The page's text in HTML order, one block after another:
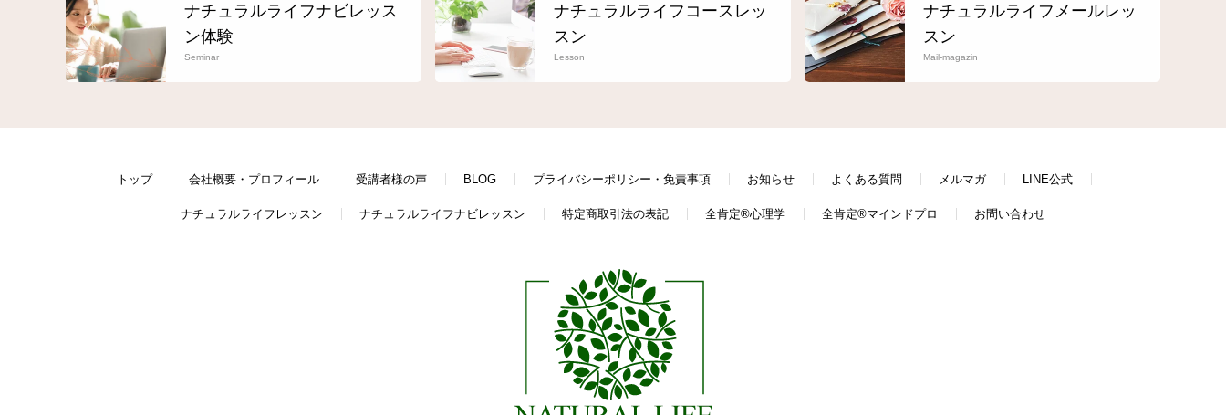
ナチュラルライフナビレッス
ン体験
Seminar
ナチュラルライフコースレッ
スン
Lesson
ナチュラルライフメールレッ
スン
Mail-magazin
トップ 会社概要・プロフィール 受講者様の声 BLOG プライバシーポリシー・免責事項 お知らせ よくある質問 メルマガ LINE公式
ナチュラルライフレッスン ナチュラルライフナビレッスン 特定商取引法の表記 全肯定®心理学 全肯定®マインドプロ お問い合わせ